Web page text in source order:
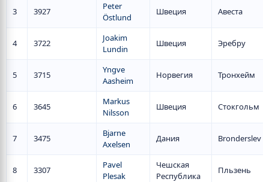
3 3927
Peter
Östlund
Швеция Авеста
4 3722
Joakim
Lundin
Швеция Эребру
5 3715
Yngve
Aasheim
Норвегия Тронхейм
6 3645
Markus
Nilsson
Швеция Стокгольм
7 3475
Bjarne
Axelsen
Дания Bronderslev
8 3307
Pavel
Plesak
Чешская
Республика
Пльзень